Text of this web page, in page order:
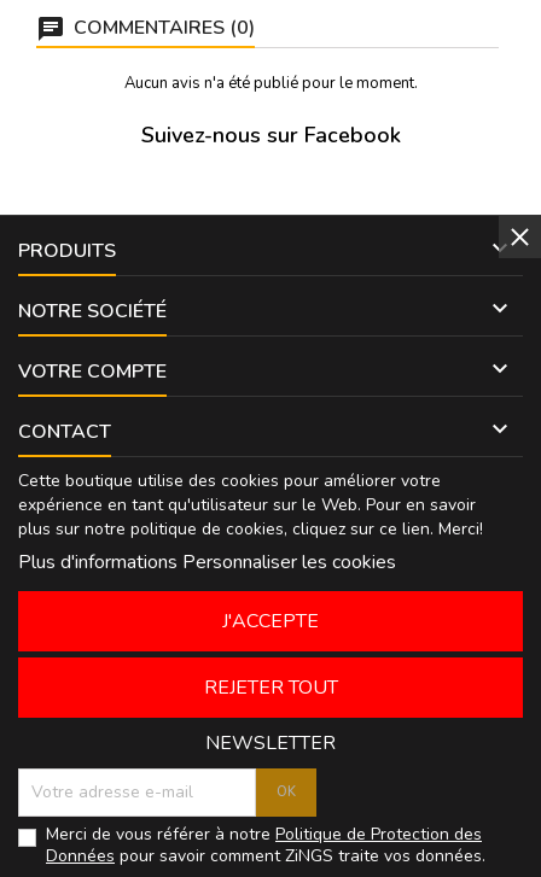
COMMENTAIRES (0)
Aucun avis n'a été publié pour le moment.
Suivez-nous sur Facebook
PRODUITS 
NOTRE SOCIÉTÉ 
VOTRE COMPTE 
CONTACT 
Cette boutique utilise des cookies pour améliorer votre
expérience en tant qu'utilisateur sur le Web. Pour en savoir
plus sur notre politique de cookies, cliquez sur ce lien. Merci!
Plus d'informations Personnaliser les cookies
REJETER TOUT
J'ACCEPTE
NEWSLETTER
Merci de vous référer à notre Politique de Protection des
Données pour savoir comment ZiNGS traite vos données.